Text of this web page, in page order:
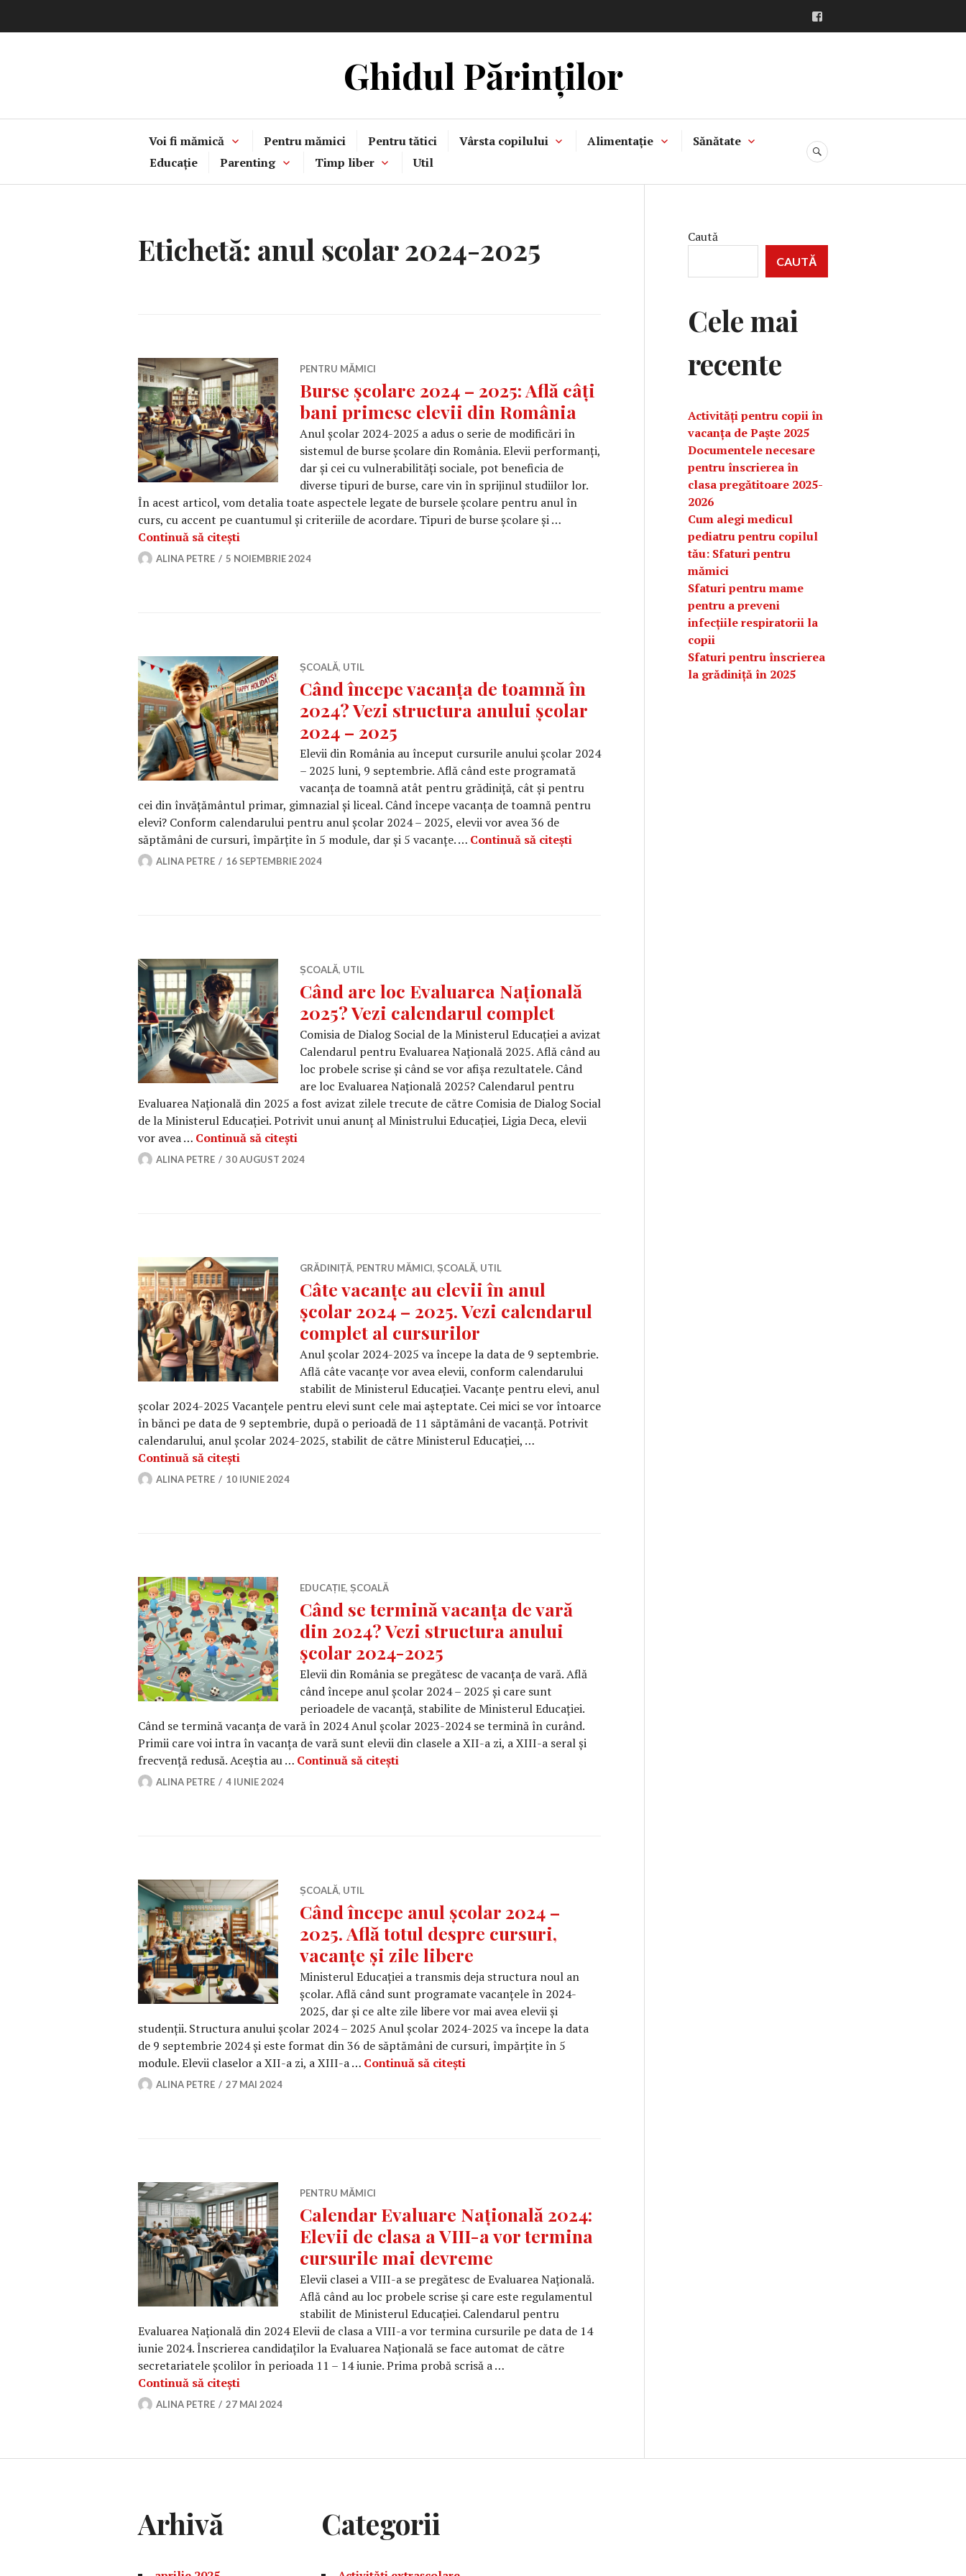
la
Ghidul Părinților
Voi fi mămică Pentru mămici Pentru tătici Vârsta copilului Alimentație
Sănătate
Educație
Parenting Timp liber Util
CĂUTARE
Etichetă: anul scolar 2024-2025
PENTRU MĂMICI
Burse școlare 2024 – 2025: Află câți
bani primesc elevii din România
Anul școlar 2024-2025 a adus o serie de modificări în
sistemul de burse școlare din România. Elevii performanți,
dar și cei cu vulnerabilități sociale, pot beneficia de
diverse tipuri de burse, care vin în sprijinul studiilor lor.
În acest articol, vom detalia toate aspectele legate de bursele școlare pentru anul în
curs, cu accent pe cuantumul și criteriile de acordare. Tipuri de burse școlare și …
Continuă să citești
ALINA PETRE 5 NOIEMBRIE 2024
ȘCOALĂ, UTIL
Când începe vacanța de toamnă în
2024? Vezi structura anului școlar
2024 – 2025
Elevii din România au început cursurile anului școlar 2024
– 2025 luni, 9 septembrie. Află când este programată
vacanța de toamnă atât pentru grădiniță, cât și pentru
cei din învățământul primar, gimnazial și liceal. Când începe vacanța de toamnă pentru
elevi? Conform calendarului pentru anul școlar 2024 – 2025, elevii vor avea 36 de
săptămâni de cursuri, împărțite în 5 module, dar și 5 vacanțe. … Continuă să citești
ALINA PETRE 16 SEPTEMBRIE 2024
ȘCOALĂ, UTIL
Când are loc Evaluarea Națională
2025? Vezi calendarul complet
Comisia de Dialog Social de la Ministerul Educației a avizat
Calendarul pentru Evaluarea Națională 2025. Află când au
loc probele scrise și când se vor afișa rezultatele. Când
are loc Evaluarea Națională 2025? Calendarul pentru
Evaluarea Națională din 2025 a fost avizat zilele trecute de către Comisia de Dialog Social
de la Ministerul Educației. Potrivit unui anunț al Ministrului Educației, Ligia Deca, elevii
vor avea … Continuă să citești
ALINA PETRE 30 AUGUST 2024
GRĂDINIȚĂ, PENTRU MĂMICI, ȘCOALĂ, UTIL
Câte vacanțe au elevii în anul
școlar 2024 – 2025. Vezi calendarul
complet al cursurilor
Anul școlar 2024-2025 va începe la data de 9 septembrie.
Află câte vacanțe vor avea elevii, conform calendarului
stabilit de Ministerul Educației. Vacanțe pentru elevi, anul
școlar 2024-2025 Vacanțele pentru elevi sunt cele mai așteptate. Cei mici se vor întoarce
în bănci pe data de 9 septembrie, după o perioadă de 11 săptămâni de vacanță. Potrivit
calendarului, anul școlar 2024-2025, stabilit de către Ministerul Educației, …
Continuă să citești
ALINA PETRE 10 IUNIE 2024
EDUCAȚIE, ȘCOALĂ
Când se termină vacanța de vară
din 2024? Vezi structura anului
școlar 2024-2025
Elevii din România se pregătesc de vacanța de vară. Află
când începe anul școlar 2024 – 2025 și care sunt
perioadele de vacanță, stabilite de Ministerul Educației.
Când se termină vacanța de vară în 2024 Anul școlar 2023-2024 se termină în curând.
Primii care voi intra în vacanța de vară sunt elevii din clasele a XII-a zi, a XIII-a seral şi
frecvență redusă. Aceștia au … Continuă să citești
ALINA PETRE 4 IUNIE 2024
ȘCOALĂ, UTIL
Când începe anul școlar 2024 –
2025. Află totul despre cursuri,
vacanțe și zile libere
Ministerul Educației a transmis deja structura noul an
școlar. Află când sunt programate vacanțele în 2024-
2025, dar și ce alte zile libere vor mai avea elevii și
studenții. Structura anului școlar 2024 – 2025 Anul școlar 2024-2025 va începe la data
de 9 septembrie 2024 și este format din 36 de săptămâni de cursuri, împărțite în 5
module. Elevii claselor a XII-a zi, a XIII-a … Continuă să citești
ALINA PETRE 27 MAI 2024
PENTRU MĂMICI
Calendar Evaluare Națională 2024:
Elevii de clasa a VIII-a vor termina
cursurile mai devreme
Elevii clasei a VIII-a se pregătesc de Evaluarea Națională.
Află când au loc probele scrise și care este regulamentul
stabilit de Ministerul Educației. Calendarul pentru
Evaluarea Națională din 2024 Elevii de clasa a VIII-a vor termina cursurile pe data de 14
iunie 2024. Înscrierea candidaților la Evaluarea Națională se face automat de către
secretariatele școlilor în perioada 11 – 14 iunie. Prima probă scrisă a …
Continuă să citești
ALINA PETRE 27 MAI 2024
Caută
CAUTĂ
Cele mai
recente
Activități pentru copii în
vacanța de Paște 2025
Documentele necesare
pentru înscrierea în
clasa pregătitoare 2025-
2026
Cum alegi medicul
pediatru pentru copilul
tău: Sfaturi pentru
mămici
Sfaturi pentru mame
pentru a preveni
infecțiile respiratorii la
copii
Sfaturi pentru înscrierea
la grădiniță în 2025
Arhivă Categorii